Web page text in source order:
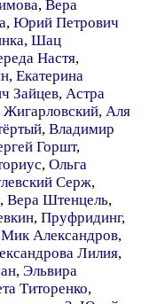
, Вера
, Юрий Петрович
, Шац
Настя,
, Екатерина
Зайцев, Астра
Жигарловский, Аля
, Владимир
Горшт,
, Ольга
Серж,
, Вера Штенцель,
, Пруфридинг,
Мик Александров,
Лилия,
, Эльвира
Титоренко,